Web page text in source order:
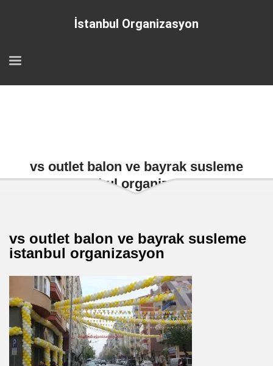
İstanbul Organizasyon
vs outlet balon ve bayrak susleme
istanbul organizasyon
vs outlet balon ve bayrak susleme
istanbul organizasyon